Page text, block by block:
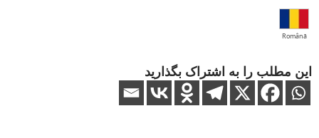
Română
این مطلب را به اشتراک بگذارید